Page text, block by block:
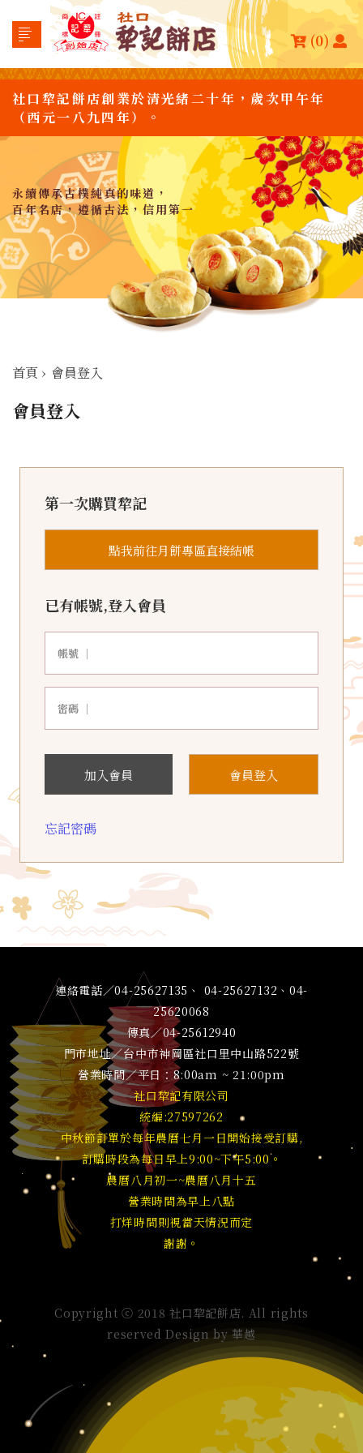
(0)
社口犂記餅店創業於清光緒二十年，歲次甲午年
（西元一八九四年）。
永續傳承古樸純真的味道，
百年名店，遵循古法，信用第一
首頁 › 會員登入
會員登入
第一次購買犂記
點我前往月餅專區直接結帳
已有帳號,登入會員
帳號 ｜
密碼 ｜
加入會員 會員登入
忘記密碼
連絡電話／04-25627135、 04-25627132、04-
25620068
傳真／04-25612940
門市地址／台中市神岡區社口里中山路522號
營業時間／平日：8:00am ~ 21:00pm
社口犂記有限公司
統編:27597262
中秋節訂單於每年農曆七月一日開始接受訂購,
訂購時段為每日早上9:00~下午5:00。
農曆八月初一~農曆八月十五
營業時間為早上八點
打烊時間則視當天情況而定
謝謝。
Copyright ⓒ 2018 社口犂記餅店. All rights
reserved Design by華越